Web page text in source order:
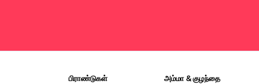
பிராண்டுகள்
அம்மா & குழந்தை